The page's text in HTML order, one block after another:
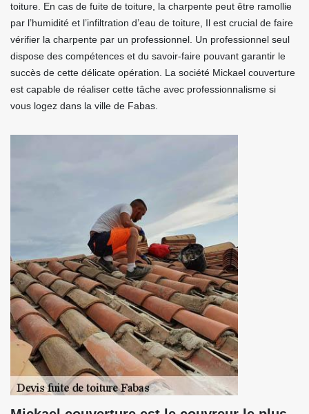
toiture. En cas de fuite de toiture, la charpente peut être ramollie
par l’humidité et l’infiltration d’eau de toiture, Il est crucial de faire
vérifier la charpente par un professionnel. Un professionnel seul
dispose des compétences et du savoir-faire pouvant garantir le
succès de cette délicate opération. La société Mickael couverture
est capable de réaliser cette tâche avec professionnalisme si
vous logez dans la ville de Fabas.